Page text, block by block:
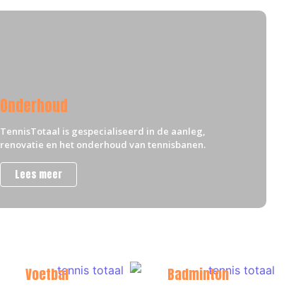
Onderhoud
TennisTotaal is gespecialiseerd in de aanleg,
renovatie en het onderhoud van tennisbanen.
Lees meer
Voetbal Badminton